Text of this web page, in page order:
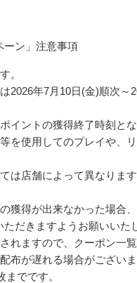
ーン」注意事項
。
2026年7月10日(金)順次
イントの獲得終了時刻とな
を使用してのプレイや、
は店舗によって異なりま
獲得が出来なかった場合
だきますようお願いいた
れますので、クーポン一覧
布が遅れる場合がござい
でです。